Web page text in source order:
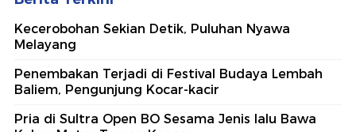
Kecerobohan Sekian Detik, Puluhan Nyawa
Melayang
Penembakan Terjadi di Festival Budaya Lembah
Baliem, Pengunjung Kocar-kacir
Pria di Sultra Open BO Sesama Jenis lalu Bawa